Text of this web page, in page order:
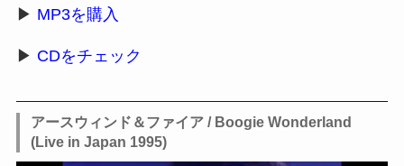
▶ MP3を購入
▶ CDをチェック
アースウィンド＆ファイア / Boogie Wonderland
(Live in Japan 1995)